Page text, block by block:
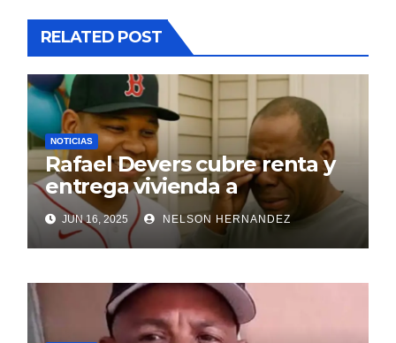
RELATED POST
NOTICIAS
Rafael Devers cubre renta y
entrega vivienda a
exentrenador en RD
JUN 16, 2025 NELSON HERNANDEZ